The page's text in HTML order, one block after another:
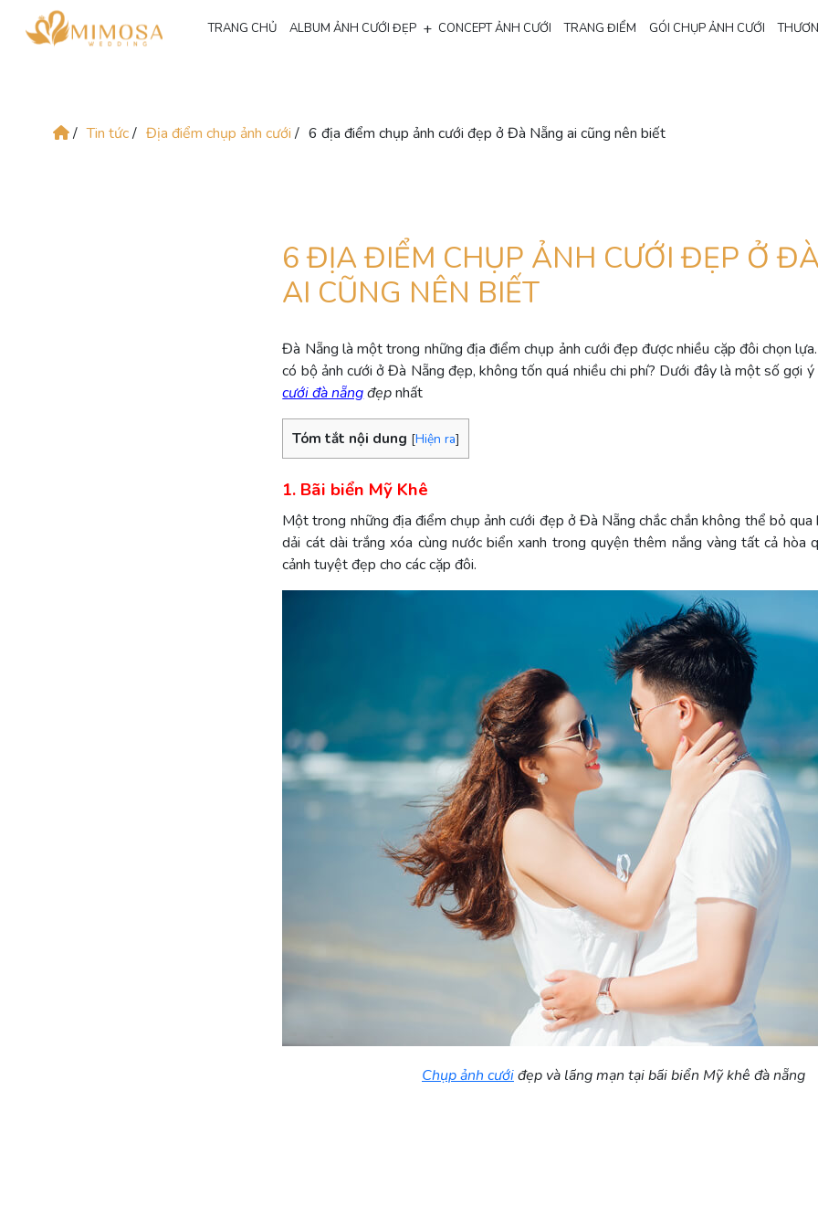
TRANG CHỦ ALBUM ẢNH CƯỚI ĐẸP + CONCEPT ẢNH CƯỚI TRANG ĐIỂM GÓI CHỤP ẢNH CƯỚI
/ Tin tức/ Địa điểm chụp ảnh cưới/ 6 địa điểm chụp ảnh cưới đẹp ở Đà Nẵng ai cũng nên biết
6 ĐỊA ĐIỂM CHỤP ẢNH CƯỚI ĐẸP Ở
AI CŨNG NÊN BIẾT
Đà Nẵng là một trong những địa điểm chụp ảnh cưới đẹp được nhiều cặp đôi chọn
có bộ ảnh cưới ở Đà Nẵng đẹp, không tốn quá nhiều chi phí? Dưới đây là một số gợi
cưới đà nẵngđẹpnhất
Tóm tắt nội dung [Hiện ra]
1. Bãi biển Mỹ Khê
Một trong những địa điểm chụp ảnh cưới đẹp ở Đà Nẵng chắc chắn không thể bỏ qua
dải cát dài trắng xóa cùng nước biển xanh trong quyện thêm nắng vàng tất cả hòa
cảnh tuyệt đẹp cho các cặp đôi.
Chụp ảnh cướiđẹp và lãng mạn tại bãi biển Mỹ khê đà nẵng